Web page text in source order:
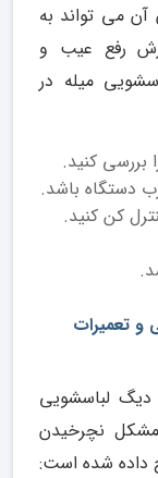
می تواند به
رفع عیب و
میله در
بررسی کنید.
دستگاه باشد.
کن کنید.
تعمیرات
لباسشویی
مشکل نچرخیدن
داده شده است: